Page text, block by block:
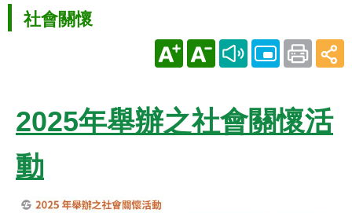
社會關懷
2025年舉辦之社會關懷活
動